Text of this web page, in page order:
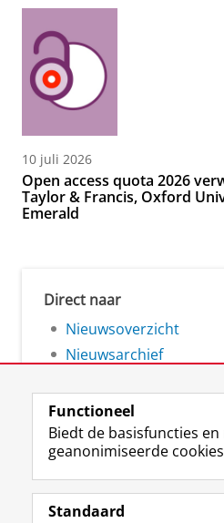
10 juli 2026
Open access quota 2026
Taylor & Francis, Oxford
Emerald
Direct naar
Nieuwsoverzicht
Nieuwsarchief
Volg de RUG
Functioneel
Biedt de basisfuncties
geanonimiseerde
Standaard